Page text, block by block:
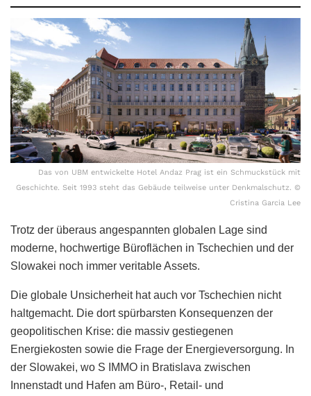
Das von UBM entwickelte Hotel Andaz Prag ist ein Schmuckstück mit
Geschichte. Seit 1993 steht das Gebäude teilweise unter Denkmalschutz. ©
Cristina Garcia Lee
Trotz der überaus angespannten globalen Lage sind
moderne, hochwertige Büroflächen in Tschechien und der
Slowakei noch immer veritable Assets.
Die globale Unsicherheit hat auch vor Tschechien nicht
haltgemacht. Die dort spürbarsten Konsequenzen der
geopolitischen Krise: die massiv gestiegenen
Energiekosten sowie die Frage der Energieversorgung. In
der Slowakei, wo S IMMO in Bratislava zwischen
Innenstadt und Hafen am Büro-, Retail- und